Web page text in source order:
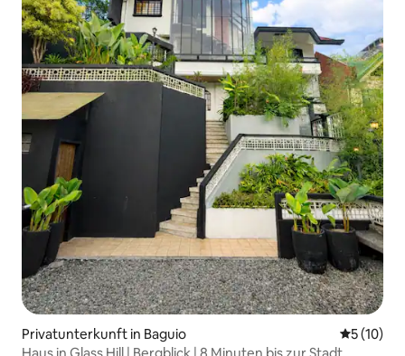
Privatunterkunft in Baguio
5 (10)